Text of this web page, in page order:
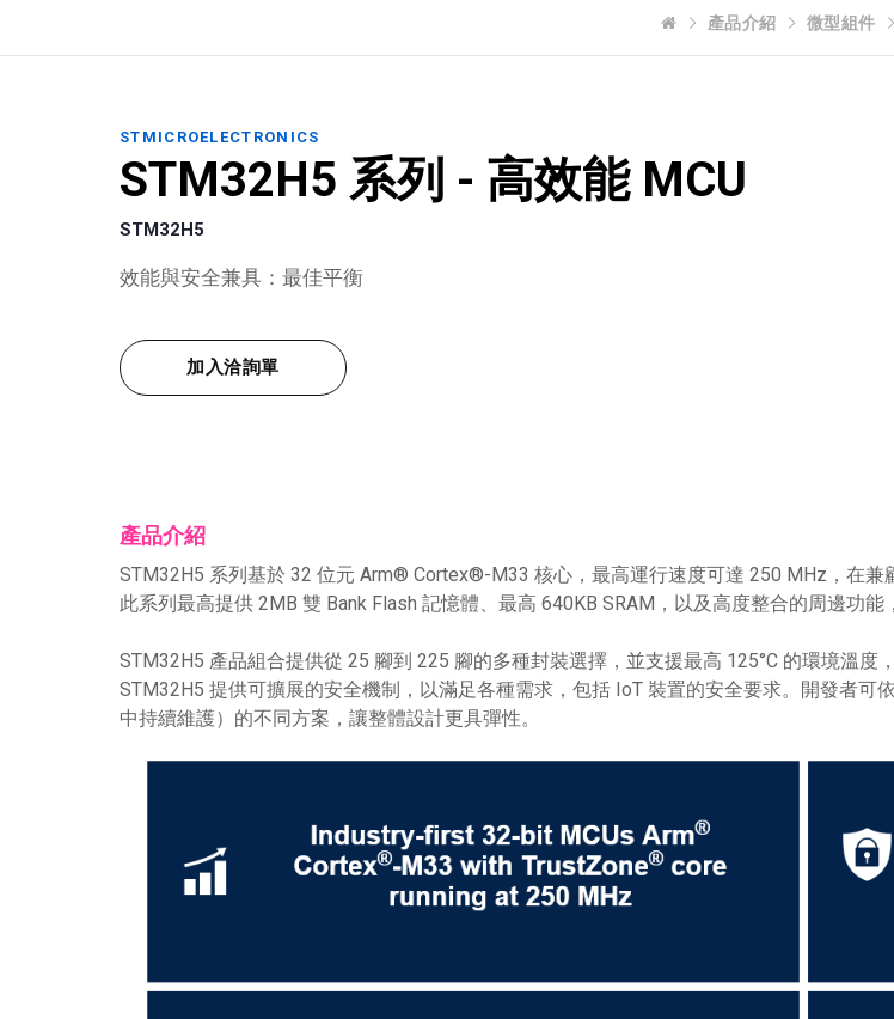
產品介紹 微型組件
STMICROELECTRONICS
STM32H5 系列 - 高效能 MCU
STM32H5
效能與安全兼具：最佳平衡
加入洽詢單
產品介紹
STM32H5 系列基於 32 位元 Arm® Cortex®-M33 核心，最高運行速度可達 250 MHz，在兼
此系列最高提供 2MB 雙 Bank Flash 記憶體、最高 640KB SRAM，以及高度整合的周邊功能
STM32H5 產品組合提供從 25 腳到 225 腳的多種封裝選擇，並支援最高 125°C 的環境溫度
STM32H5 提供可擴展的安全機制，以滿足各種需求，包括 IoT 裝置的安全要求。開發者
中持續維護）的不同方案，讓整體設計更具彈性。